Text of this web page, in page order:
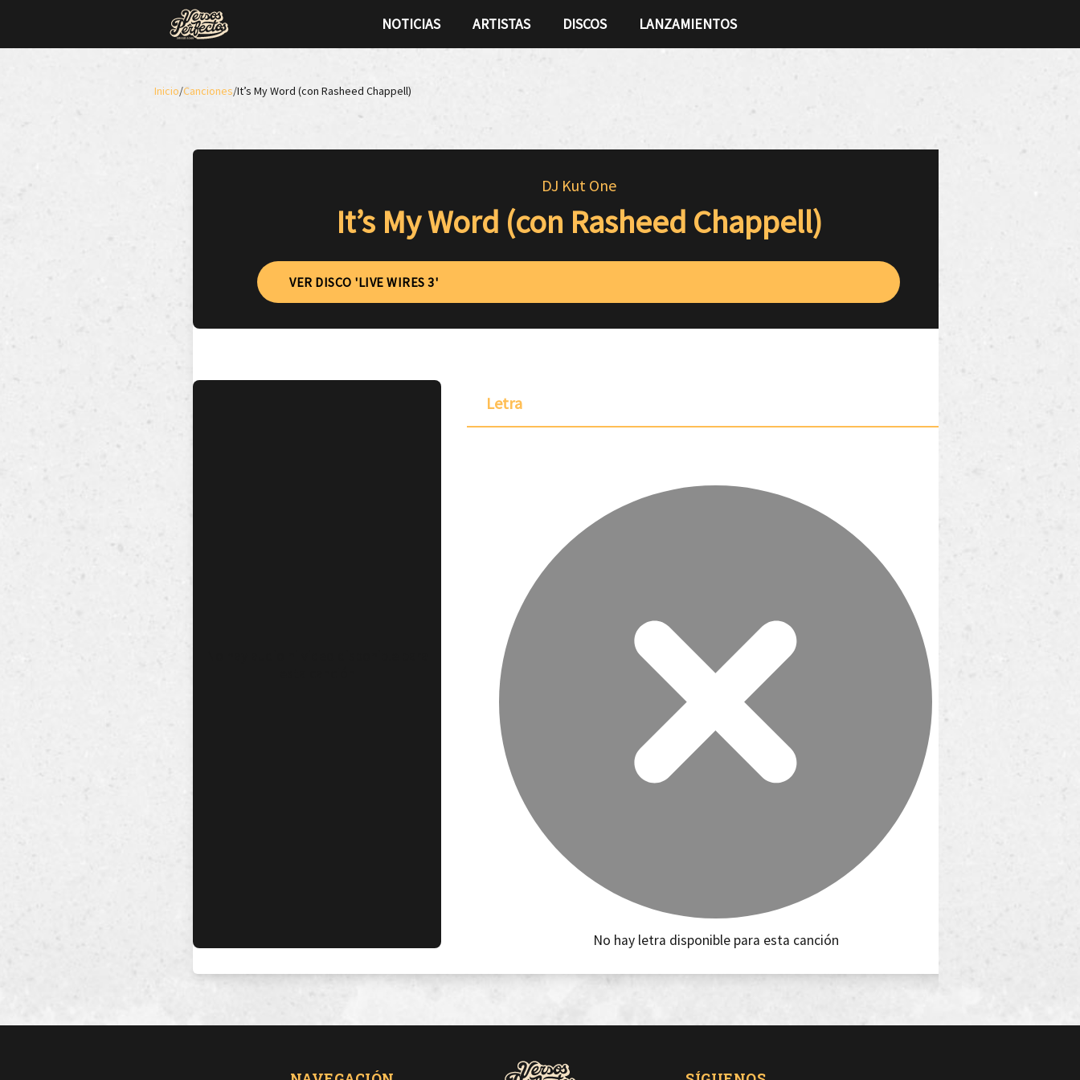
NOTICIAS ARTISTAS DISCOS LANZAMIENTOS
Inicio/Canciones/It’s My Word (con Rasheed Chappell)
DJ Kut One
It’s My Word (con Rasheed Chappell)
VER DISCO 'LIVE WIRES 3'
Letra
No hay letra disponible para esta canción